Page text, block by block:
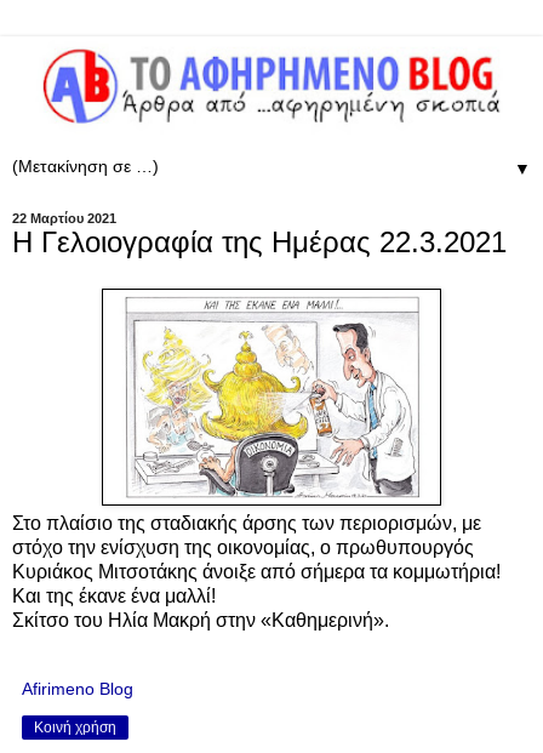
▼
22 Μαρτίου 2021
Η Γελοιογραφία της Ημέρας 22.3.2021
Στο πλαίσιο της σταδιακής άρσης των περιορισμών, με
στόχο την ενίσχυση της οικονομίας, ο πρωθυπουργός
Κυριάκος Μιτσοτάκης άνοιξε από σήμερα τα κομμωτήρια!
Και της έκανε ένα μαλλί!
Σκίτσο του Ηλία Μακρή στην «Καθημερινή».
Afirimeno Blog
Κοινή χρήση